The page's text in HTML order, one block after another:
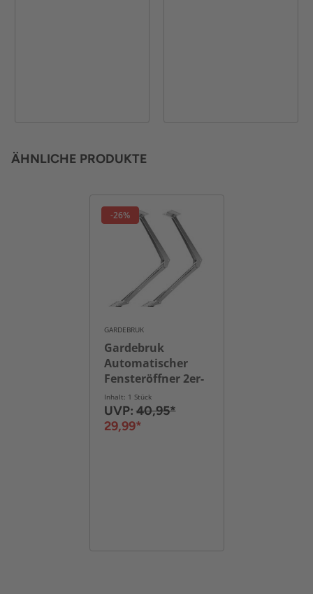
ÄHNLICHE PRODUKTE
-26%
GARDEBRUK
Gardebruk
Automatischer
Fensteröffner 2er-
Set 7,5kg Hubkraft
Inhalt: 1 Stück
UVP:40,95*
29,99*